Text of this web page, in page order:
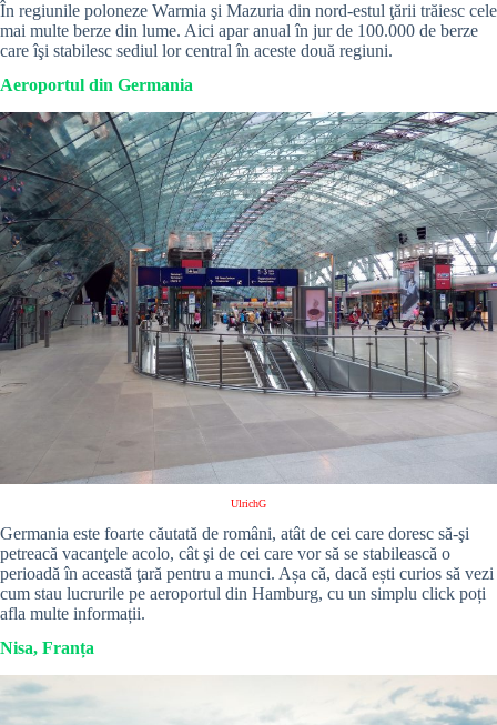
În regiunile poloneze Warmia şi Mazuria din nord-estul ţării trăiesc cele
mai multe berze din lume. Aici apar anual în jur de 100.000 de berze
care îşi stabilesc sediul lor central în aceste două regiuni.
Aeroportul din Germania
UlrichG
Germania este foarte căutată de români, atât de cei care doresc să-şi
petreacă vacanţele acolo, cât şi de cei care vor să se stabilească o
perioadă în această ţară pentru a munci. Așa că, dacă ești curios să vezi
cum stau lucrurile pe aeroportul din Hamburg, cu un simplu click poți
afla multe informații.
Nisa, Franța